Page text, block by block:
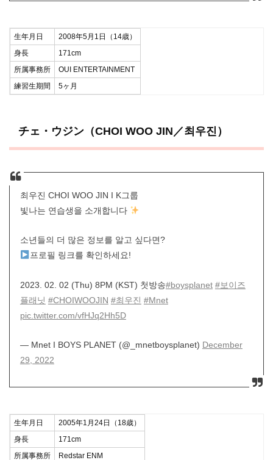
生年月日
2008年5月1日（14歳）
身長
171cm
所属事務所
OUI ENTERTAINMENT
練習生期間
5ヶ月
チェ・ウジン（CHOI WOO JIN／최우진）
최우진 CHOI WOO JIN I K그룹
빛나는 연습생을 소개합니다
소년들의 더 많은 정보를 알고 싶다면?
프로필 링크를 확인하세요!
2023. 02. 02 (Thu) 8PM (KST) 첫방송#boysplanet #보이즈
플래닛 #CHOIWOOJIN #최우진 #Mnet
pic.twitter.com/vfHJq2Hh5D
— Mnet I BOYS PLANET (@_mnetboysplanet) December
29, 2022
生年月日
2005年1月24日（18歳）
身長
171cm
所属事務所
Redstar ENM